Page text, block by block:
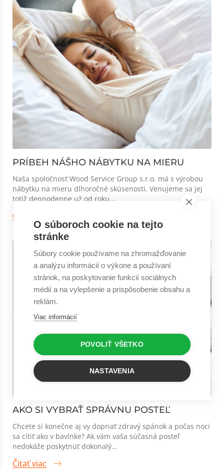
PRÍBEH NÁŠHO NÁBYTKU NA MIERU
Naša spoločnosť Wood Service Group s.r.o. má s výrobou
nábytku na mieru dlhoročné skúsenosti. Venujeme sa jej
totiž dennodenne už od roku...
Čitať viac
AKO SI VYBRAŤ SPRÁVNU POSTEĽ
Chcete si konečne aj vy dopriať zdravý spánok a počas noci
sa cítiť ako v bavlnke? Ak vám vaša súčasná posteľ
nedokáže poskytnúť dokonalý...
Čitať viac
O súboroch cookie na tejto
stránke
Súbory cookie používame na zhromažďovanie
a analýzu informácií o výkone a používaní
stránok, na poskytovanie funkcií sociálnych
médií a na vylepšenie a prispôsobenie obsahu a
reklám.
Viac informácií
POVOLIŤ VŠETKO
NASTAVENIA